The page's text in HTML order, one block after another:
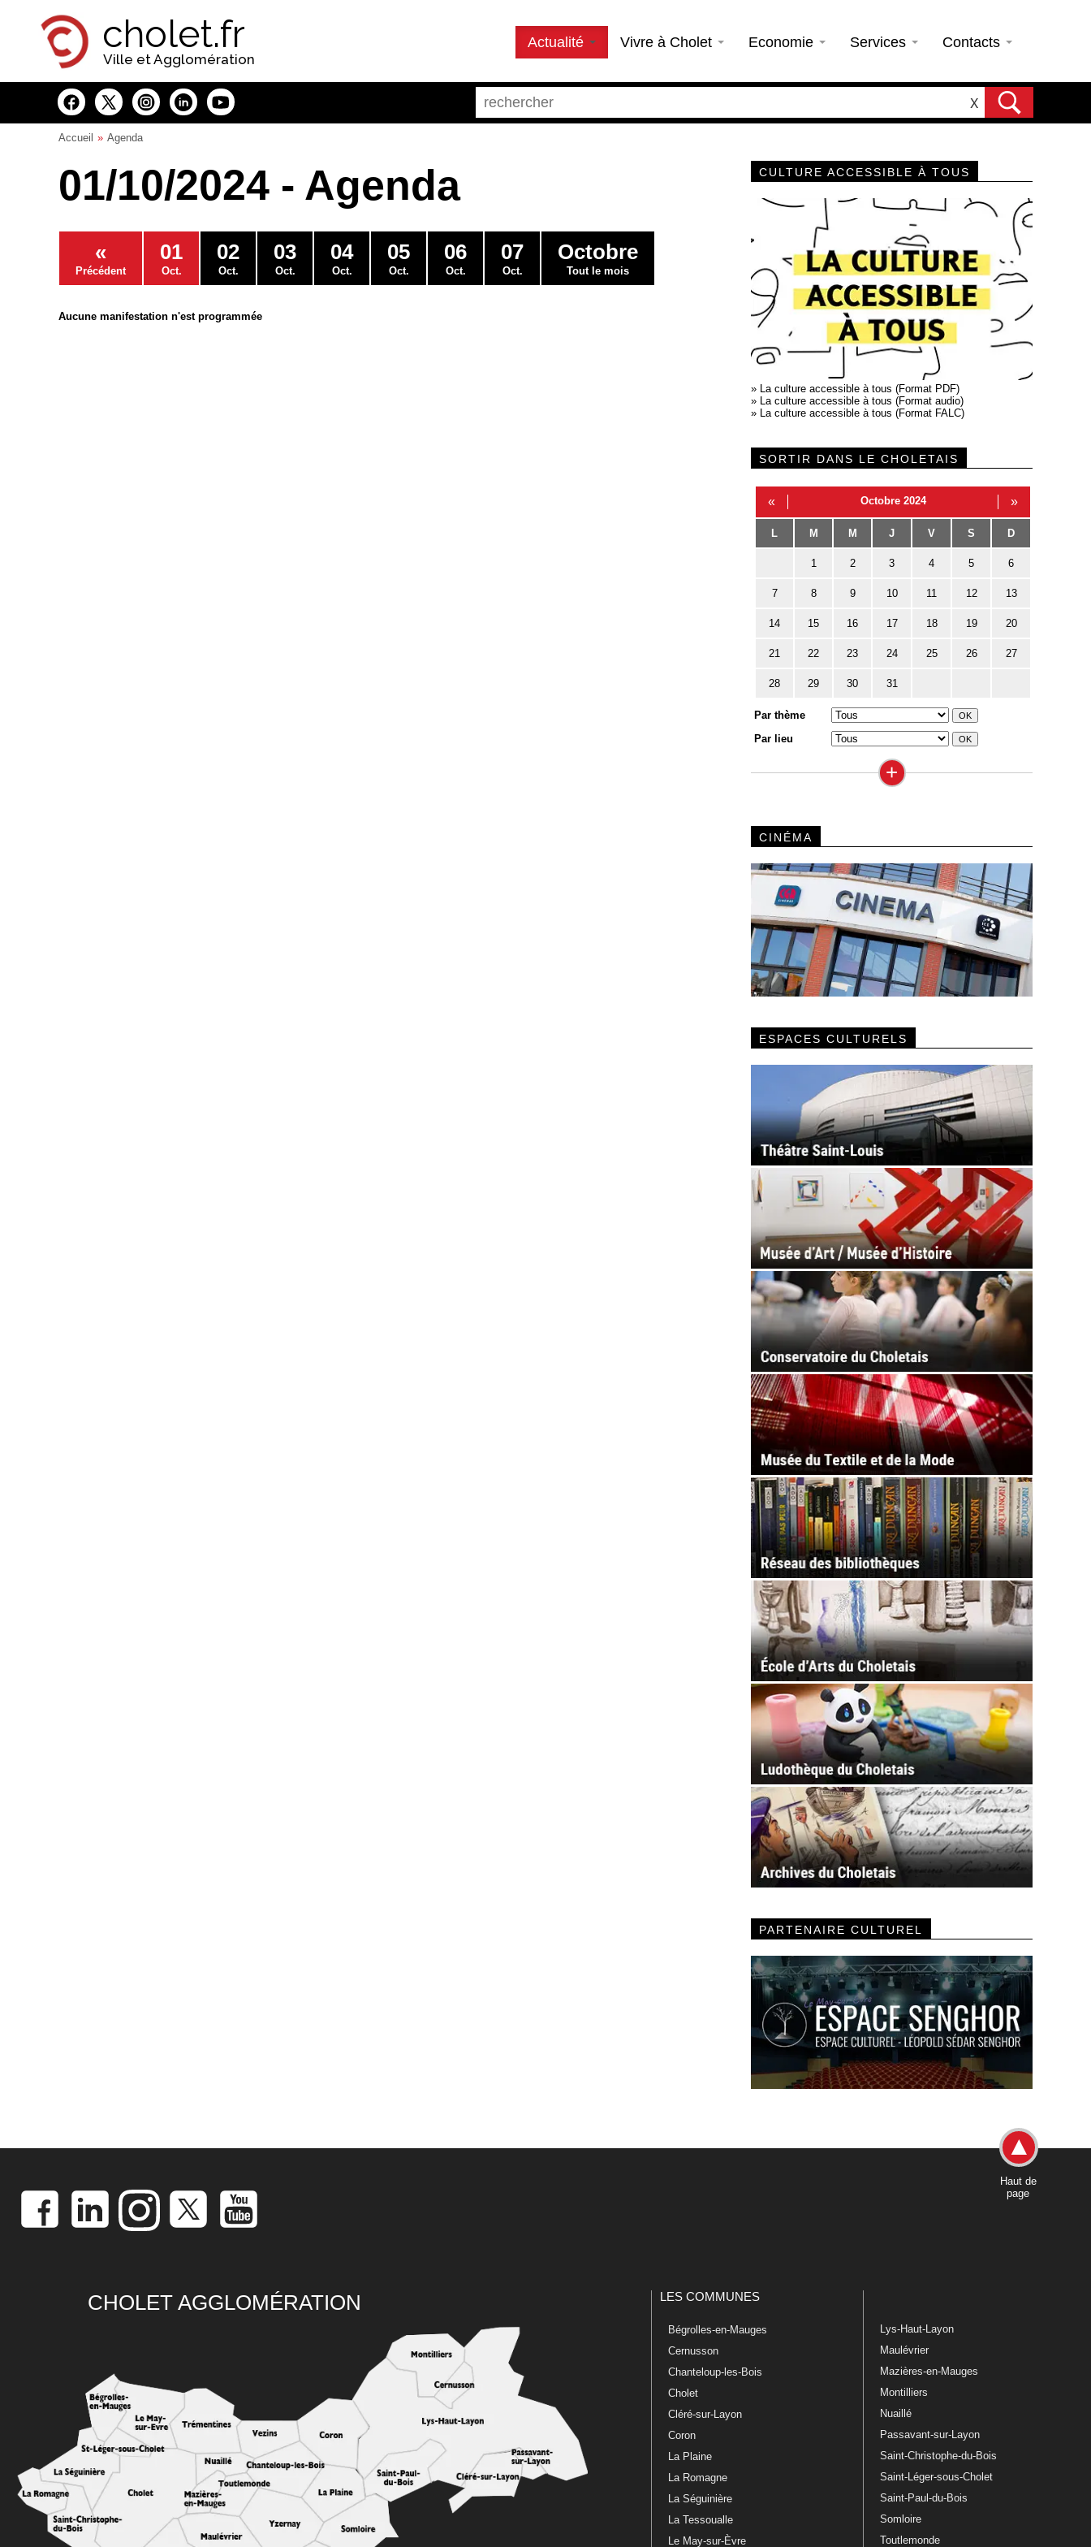
cholet.fr
Ville et Agglomération
Actualité Vivre à Cholet Economie Services Contacts
X
Accueil Agenda
01/10/2024 - Agenda
«
Précédent
01
Oct.
02
Oct.
03
Oct.
04
Oct.
05
Oct.
06
Oct.
07
Oct.
Octobre
Tout le mois
Aucune manifestation n'est programmée
CULTURE ACCESSIBLE À TOUS
» La culture accessible à tous (Format PDF)
» La culture accessible à tous (Format audio)
» La culture accessible à tous (Format FALC)
SORTIR DANS LE CHOLETAIS
« Octobre 2024 »
L M M J V S D
1 2 3 4 5 6
7 8 9 10 11 12 13
14 15 16 17 18 19 20
21 22 23 24 25 26 27
28 29 30 31
Par thème
Par lieu
+
CINÉMA
ESPACES CULTURELS
PARTENAIRE CULTUREL
Haut de
page
CHOLET AGGLOMÉRATION LES COMMUNES
Bégrolles-en-Mauges
Cernusson
Chanteloup-les-Bois
Cholet
Cléré-sur-Layon
Coron
La Plaine
La Romagne
La Séguinière
La Tessoualle
Le May-sur-Èvre
Lys-Haut-Layon
Maulévrier
Mazières-en-Mauges
Montilliers
Nuaillé
Passavant-sur-Layon
Saint-Christophe-du-Bois
Saint-Léger-sous-Cholet
Saint-Paul-du-Bois
Somloire
Toutlemonde